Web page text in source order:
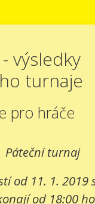
výsledky
turnaje
pro hráče
Páteční turnaj
od 11. 1. 2019
od 18:00